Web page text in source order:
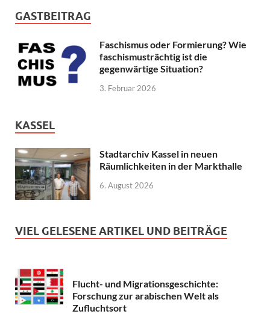
GASTBEITRAG
Faschismus oder Formierung? Wie
faschismusträchtig ist die
gegenwärtige Situation?
3. Februar 2026
KASSEL
Stadtarchiv Kassel in neuen
Räumlichkeiten in der Markthalle
6. August 2026
VIEL GELESENE ARTIKEL UND BEITRÄGE
Flucht- und Migrationsgeschichte:
Forschung zur arabischen Welt als
Zufluchtsort